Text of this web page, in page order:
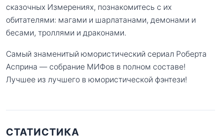
сказочных Измерениях, познакомитесь с их
обитателями: магами и шарлатанами, демонами и
бесами, троллями и драконами.
Самый знаменитый юмористический сериал Роберта
Асприна — собрание МИФов в полном составе!
Лучшее из лучшего в юмористической фэнтези!
СТАТИСТИКА